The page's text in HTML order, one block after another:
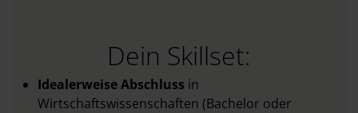
Dein Skillset:
Idealerweise Abschluss in
Wirtschaftswissenschaften (Bachelor oder